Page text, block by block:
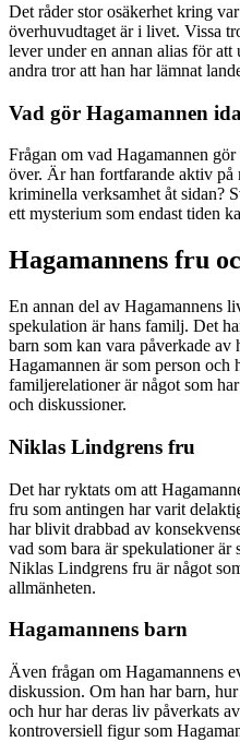
Det råder stor osäkerhet kring
överhuvudtaget är i livet. Vissa
lever under en annan alias för
andra tror att han har lämnat
Vad gör Hagamannen
Frågan om vad Hagamannen
över. Är han fortfarande aktiv på
kriminella verksamhet åt sidan?
ett mysterium som endast tiden
Hagamannens fru
En annan del av Hagamannens
spekulation är hans familj. Det
barn som kan vara påverkade
Hagamannen är som person och
familjerelationer är något som
och diskussioner.
Niklas Lindgrens fru
Det har ryktats om att
fru som antingen har varit
har blivit drabbad av
vad som bara är spekulationer är
Niklas Lindgrens fru är något
allmänheten.
Hagamannens barn
Även frågan om Hagamannens
diskussion. Om han har barn,
och hur har deras liv påverkats
kontroversiell figur som